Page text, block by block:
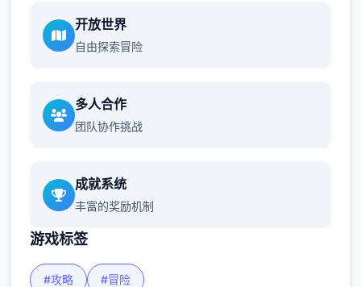
开放世界
自由探索冒险
多人合作
团队协作挑战
成就系统
丰富的奖励机制
游戏标签
#攻略 #冒险